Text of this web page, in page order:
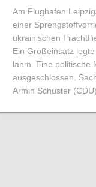
Am Flughafen
einer
ukrainischen
Ein Großeinsatz
lahm. Eine politische
ausgeschlossen.
Armin Schuster (CDU)